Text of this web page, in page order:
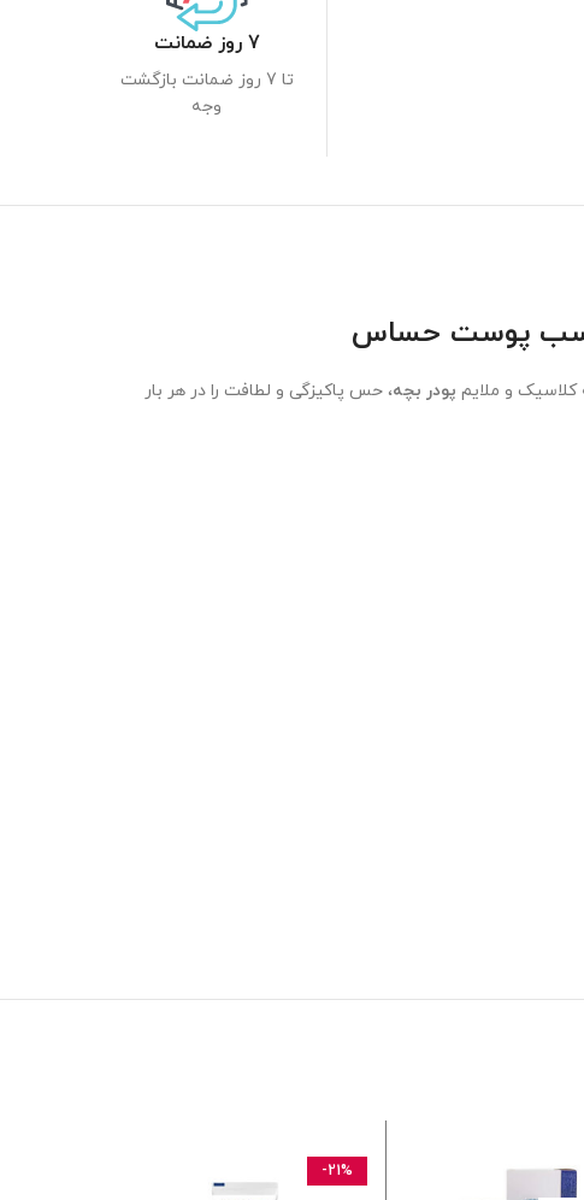
7 روز ضمانت
تا 7 روز ضمانت بازگشت
وجه
کلاسیک و ملایم پودر بچه، حس پاکیزگی و لطافت را در هر بار
-21%